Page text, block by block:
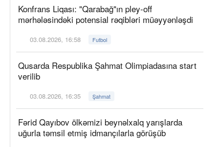
Konfrans Liqası: "Qarabağ"ın pley-off
mərhələsindəki potensial rəqibləri müəyyənləşdi
03.08.2026, 16:58 Futbol
Qusarda Respublika Şahmat Olimpiadasına start
verilib
03.08.2026, 16:35 Şahmat
Fərid Qayıbov ölkəmizi beynəlxalq yarışlarda
uğurla təmsil etmiş idmançılarla görüşüb